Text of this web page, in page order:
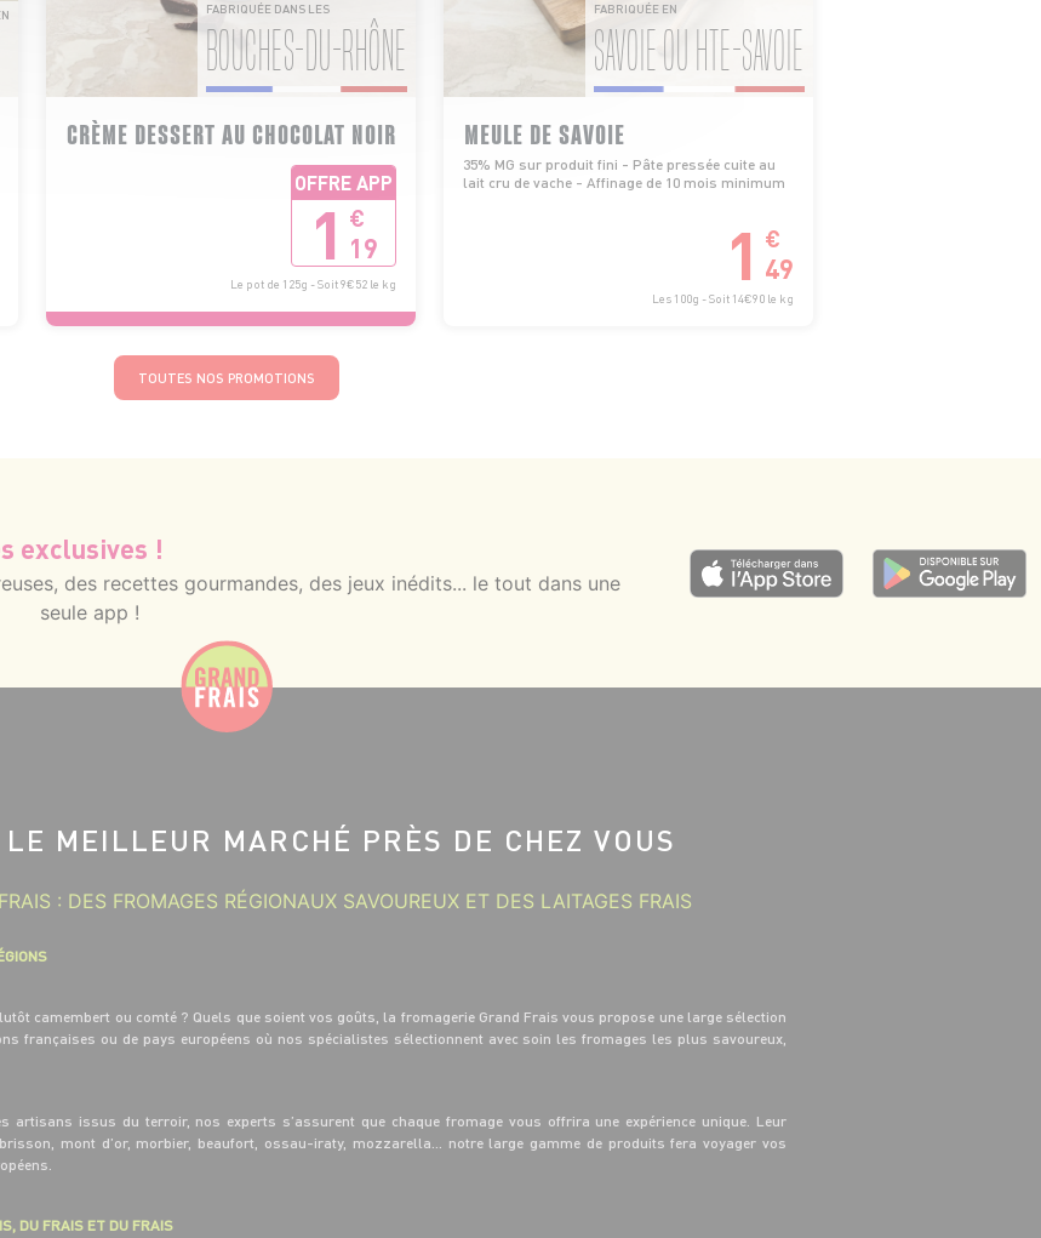
FABRIQUÉE DANS LES
BOUCHES-DU-RHÔNE
CRÈME DESSERT AU CHOCOLAT NOIR
OFFRE APP
1 €
19
Le pot de 125g - Soit 9€52 le kg
FABRIQUÉE EN
SAVOIE OU HTE-SAVOIE
MEULE DE SAVOIE
35% MG sur produit fini - Pâte pressée cuite au
lait cru de vache - Affinage de 10 mois minimum
1 €
49
Les 100g - Soit 14€90 le kg
TOUTES NOS PROMOTIONS
exclusives !
des recettes gourmandes, des jeux inédits... le tout dans une
seule app !
MEILLEUR MARCHÉ PRÈS DE CHEZ VOUS
: DES FROMAGES RÉGIONAUX SAVOUREUX ET DES LAITAGES FRAIS
camembert ou comté ? Quels que soient vos goûts, la fromagerie Grand Frais vous propose une large sélection
françaises ou de pays européens où nos spécialistes sélectionnent avec soin les fromages les plus savoureux,
artisans issus du terroir, nos experts s’assurent que chaque fromage vous offrira une expérience unique. Leur
mont d’or, morbier, beaufort, ossau-iraty, mozzarella… notre large gamme de produits fera voyager vos
DU FRAIS ET DU FRAIS